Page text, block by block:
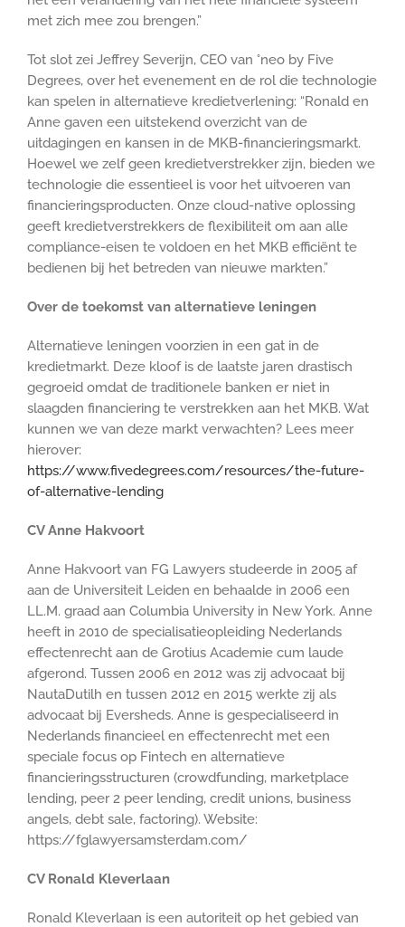
met zich mee zou brengen.”
Tot slot zei Jeffrey Severijn, CEO van °neo by Five
Degrees, over het evenement en de rol die technologie
kan spelen in alternatieve kredietverlening: “Ronald en
Anne gaven een uitstekend overzicht van de
uitdagingen en kansen in de MKB-financieringsmarkt.
Hoewel we zelf geen kredietverstrekker zijn, bieden we
technologie die essentieel is voor het uitvoeren van
financieringsproducten. Onze cloud-native oplossing
geeft kredietverstrekkers de flexibiliteit om aan alle
compliance-eisen te voldoen en het MKB efficiënt te
bedienen bij het betreden van nieuwe markten.”
Over de toekomst van alternatieve leningen
Alternatieve leningen voorzien in een gat in de
kredietmarkt. Deze kloof is de laatste jaren drastisch
gegroeid omdat de traditionele banken er niet in
slaagden financiering te verstrekken aan het MKB. Wat
kunnen we van deze markt verwachten? Lees meer
hierover:
https://www.fivedegrees.com/resources/the-future-
of-alternative-lending
CV Anne Hakvoort
Anne Hakvoort van FG Lawyers studeerde in 2005 af
aan de Universiteit Leiden en behaalde in 2006 een
LL.M. graad aan Columbia University in New York. Anne
heeft in 2010 de specialisatieopleiding Nederlands
effectenrecht aan de Grotius Academie cum laude
afgerond. Tussen 2006 en 2012 was zij advocaat bij
NautaDutilh en tussen 2012 en 2015 werkte zij als
advocaat bij Eversheds. Anne is gespecialiseerd in
Nederlands financieel en effectenrecht met een
speciale focus op Fintech en alternatieve
financieringsstructuren (crowdfunding, marketplace
lending, peer 2 peer lending, credit unions, business
angels, debt sale, factoring). Website:
https://fglawyersamsterdam.com/
CV Ronald Kleverlaan
Ronald Kleverlaan is een autoriteit op het gebied van